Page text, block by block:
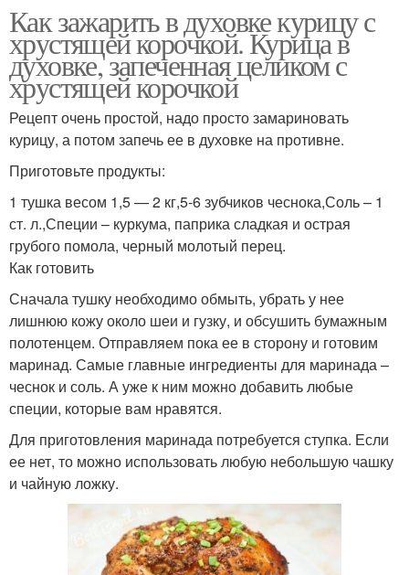
Как зажарить в духовке курицу с
хрустящей корочкой. Курица в
духовке, запеченная целиком с
хрустящей корочкой
Рецепт очень простой, надо просто замариновать
курицу, а потом запечь ее в духовке на противне.
Приготовьте продукты:
1 тушка весом 1,5 — 2 кг,5-6 зубчиков чеснока,Соль – 1
ст. л.,Специи – куркума, паприка сладкая и острая
грубого помола, черный молотый перец.
Как готовить
Сначала тушку необходимо обмыть, убрать у нее
лишнюю кожу около шеи и гузку, и обсушить бумажным
полотенцем. Отправляем пока ее в сторону и готовим
маринад. Самые главные ингредиенты для маринада –
чеснок и соль. А уже к ним можно добавить любые
специи, которые вам нравятся.
Для приготовления маринада потребуется ступка. Если
ее нет, то можно использовать любую небольшую чашку
и чайную ложку.